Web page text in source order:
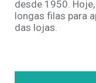
desde 1950.
longas filas para
das lojas.